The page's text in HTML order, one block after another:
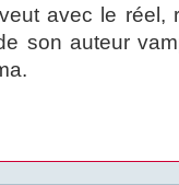
avec le réel,
son auteur